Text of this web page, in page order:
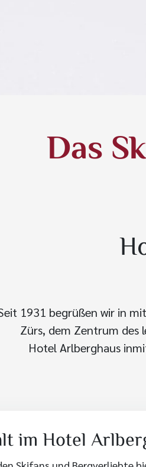
Das
1931 begrüßen wir in
Zürs, dem Zentrum des
Hotel Arlberghaus
im Hotel